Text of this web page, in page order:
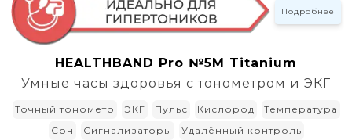
Подробнее
HEALTHBAND Pro №5M Titanium
Умные часы здоровья с тонометром и ЭКГ
Точный тонометр ЭКГ Пульс Кислород
Температура
Сон
Сигнализаторы
Удалённый контроль